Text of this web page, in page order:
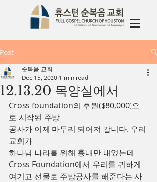
Post
12.13.20 목양실에서
순복음 교회
Dec 15, 2020 1 min read
Cross foundation의 후원($80,000)으
로 시작된 주방
공사가 이제 마무리 되어져 갑니다. 우리
교회가
하나님 나라를 위해 흉내만 내었는데
Cross Foundation에서 우리를 귀하게
여기고 선물로 주방공사를 해준다는 사